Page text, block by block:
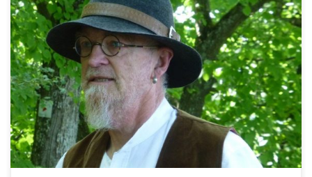
Ostern ist die Zeit des Neubeginns, der warmen Luft, der grünen Wiesen mit
leuchtenden Blumen. Ostern ist die Zeit der […]